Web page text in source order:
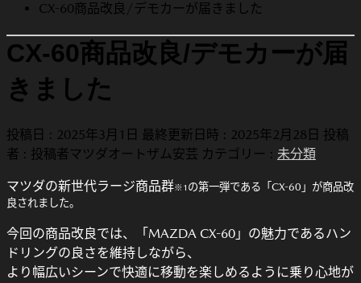
CX-60商品改良/デモカーが届きました
CX-60商品改良/デモカーが届
きました
投稿日 : 2025年3月1日 最終更新日時 : 2025年2月28日 投稿
者 : 投稿者マツダオートザム安芸 カテゴリー : 未分類
マツダの新世代ラージ商品群※1 の第一弾である「CX-60」が商品改
良されました。
今回の商品改良では、「MAZDA CX-60」の魅力であるハン
ドリングの良さを維持しながら、
より幅広いシーンで快適に移動を楽しめるように乗り心地が